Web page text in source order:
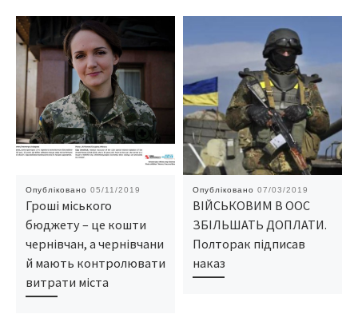
Опубліковано 05/11/2019
Гроші міського
бюджету – це кошти
чернівчан, а чернівчани
й мають контролювати
витрати міста
Опубліковано 07/03/2019
ВІЙСЬКОВИМ В ООС
ЗБІЛЬШАТЬ ДОПЛАТИ.
Полторак підписав
наказ